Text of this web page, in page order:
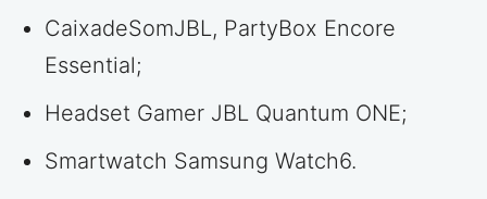
CaixadeSomJBL, PartyBox Encore
Essential;
Headset Gamer JBL Quantum ONE;
Smartwatch Samsung Watch6.